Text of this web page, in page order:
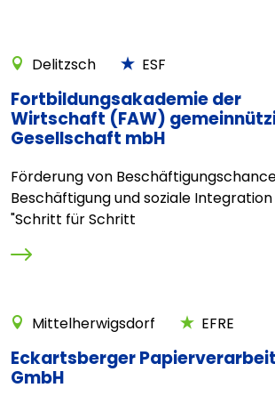
Delitzsch ESF
Fortbildungsakademie der
Wirtschaft (FAW)
Gesellschaft mbH
Förderung von
Beschäftigung und soziale Integration
"Schritt für Schritt
Mittelherwigsdorf EFRE
Eckartsberger
GmbH